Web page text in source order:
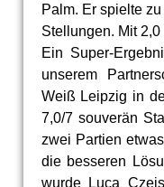
Palm. Er spielte
Stellungen. Mit
Ein Super-
unserem
Weiß Leipzig in
7,0/7 souverän
zwei Partien
die besseren
wurde Luca